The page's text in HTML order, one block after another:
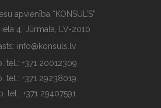
apvienība “KONSUL’S”
4, Jūrmala, LV-2010
info@konsuls.lv
tel.: +371 20012309
tel.: +371 29238019
tel.: +371 29407591